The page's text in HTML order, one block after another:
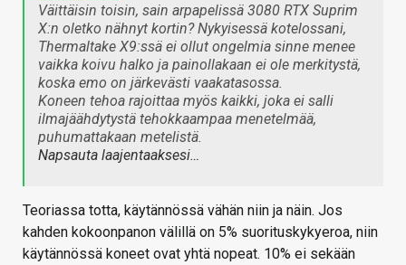
Väittäisin toisin, sain arpapelissä 3080 RTX Suprim
X:n oletko nähnyt kortin? Nykyisessä kotelossani,
Thermaltake X9:ssä ei ollut ongelmia sinne menee
vaikka koivu halko ja painollakaan ei ole merkitystä,
koska emo on järkevästi vaakatasossa.
Koneen tehoa rajoittaa myös kaikki, joka ei salli
ilmajäähdytystä tehokkaampaa menetelmää,
puhumattakaan metelistä.
Napsauta laajentaaksesi…
Teoriassa totta, käytännössä vähän niin ja näin. Jos
kahden kokoonpanon välillä on 5% suorituskykyeroa, niin
käytännössä koneet ovat yhtä nopeat. 10% ei sekään